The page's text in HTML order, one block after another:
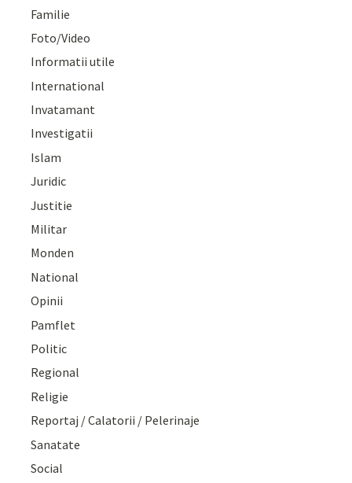
Familie
Foto/Video
Informatii utile
International
Invatamant
Investigatii
Islam
Juridic
Justitie
Militar
Monden
National
Opinii
Pamflet
Politic
Regional
Religie
Reportaj / Calatorii / Pelerinaje
Sanatate
Social